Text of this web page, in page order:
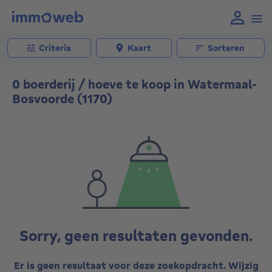
Criteria Kaart Sorteren
0 boerderij / hoeve te koop in Watermaal-
Bosvoorde (1170)
Sorry, geen resultaten gevonden.
Er is geen resultaat voor deze zoekopdracht. Wijzig